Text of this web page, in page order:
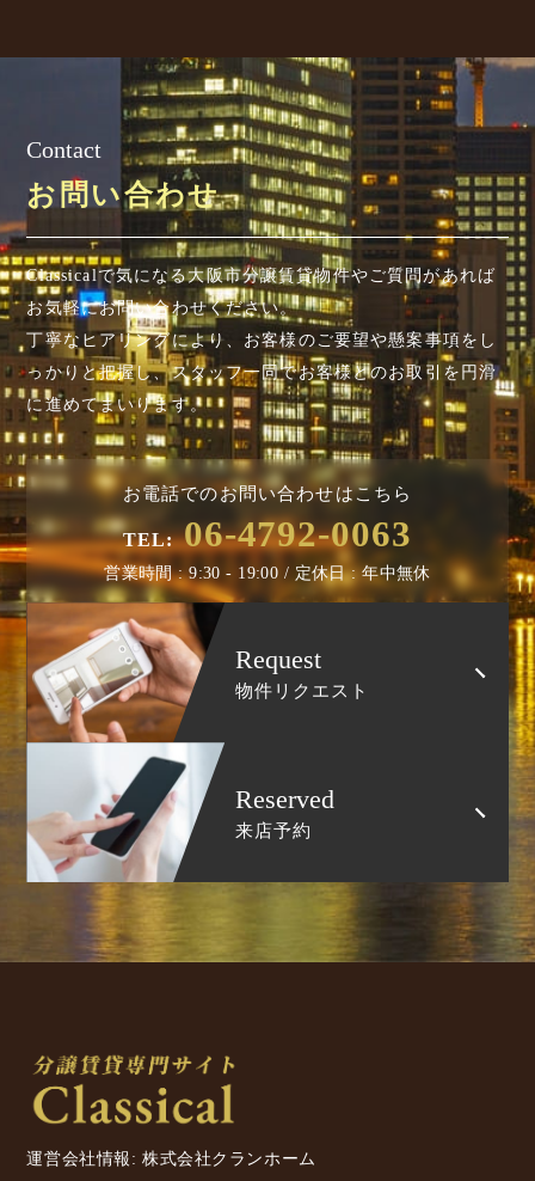
Contact
お問い合わせ
Classicalで気になる大阪市分譲賃貸物件やご質問があれば
お気軽にお問い合わせください。
丁寧なヒアリングにより、お客様のご要望や懸案事項を し
っかりと把握し、スタッフ一同でお客様とのお取引を円滑
に進めてまいります。
お電話でのお問い合わせはこちら
TEL: 06-4792-0063
営業時間 : 9:30 - 19:00 / 定休日 : 年中無休
Request
物件リクエスト
Reserved
来店予約
運営会社情報: 株式会社クランホーム